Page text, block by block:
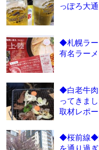
っぽろ大
◆札幌ラー
有名ラー
◆白老牛肉
ってきま
取材レポー
◆桜前線◆
を通り過